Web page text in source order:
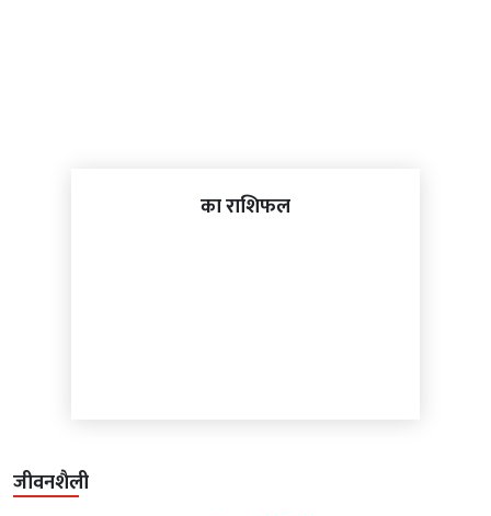
का राशिफल
जीवनशैली